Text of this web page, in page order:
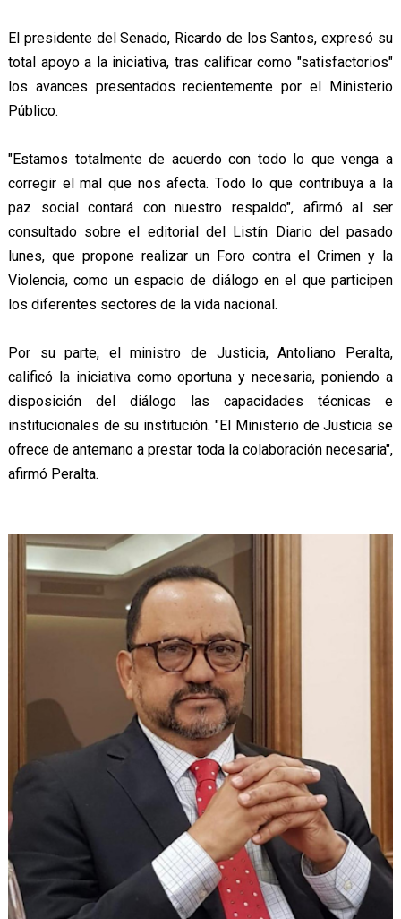
El presidente del Senado, Ricardo de los Santos, expresó su
total apoyo a la iniciativa, tras calificar como "satisfactorios"
los avances presentados recientemente por el Ministerio
Público.
"Estamos totalmente de acuerdo con todo lo que venga a
corregir el mal que nos afecta. Todo lo que contribuya a la
paz social contará con nuestro respaldo", afirmó al ser
consultado sobre el editorial del Listín Diario del pasado
lunes, que propone realizar un Foro contra el Crimen y la
Violencia, como un espacio de diálogo en el que participen
los diferentes sectores de la vida nacional.
Por su parte, el ministro de Justicia, Antoliano Peralta,
calificó la iniciativa como oportuna y necesaria, poniendo a
disposición del diálogo las capacidades técnicas e
institucionales de su institución. "El Ministerio de Justicia se
ofrece de antemano a prestar toda la colaboración necesaria",
afirmó Peralta.